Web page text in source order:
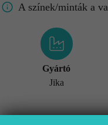
A színek/minták a
Gyártó
Jika